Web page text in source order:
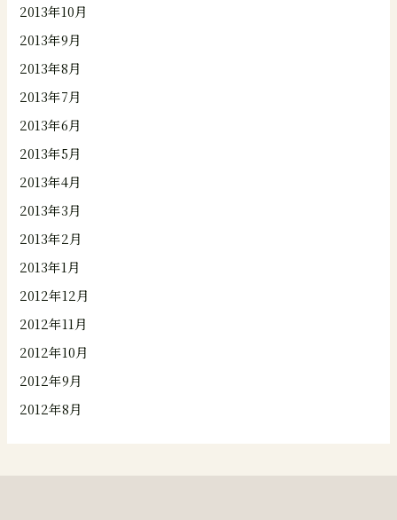
2013年10月
2013年9月
2013年8月
2013年7月
2013年6月
2013年5月
2013年4月
2013年3月
2013年2月
2013年1月
2012年12月
2012年11月
2012年10月
2012年9月
2012年8月